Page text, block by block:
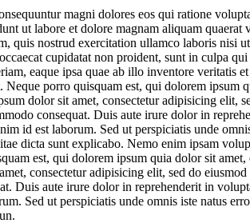
magni dolores eos qui ratione
ut labore et dolore magnam aliquam
nostrud exercitation ullamco laboris nisi
cupidatat non proident, sunt in culpa
eaque ipsa quae ab illo inventore veritatis
porro quisquam est, qui dolorem
dolor sit amet, consectetur adipisicing elit,
consequat. Duis aute irure dolor in
id est laborum. Sed ut perspiciatis unde
dicta sunt explicabo. Nemo enim ipsam
est, qui dolorem ipsum quia dolor sit
consectetur adipisicing elit, sed do
Duis aute irure dolor in reprehenderit in
Sed ut perspiciatis unde omnis iste natus